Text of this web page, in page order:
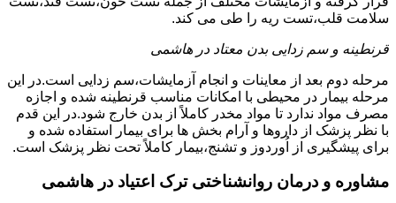
سلامت قلب،تست ریه را طی می کند.
قرنطینه و سم زدایی بدن معتاد در هاشمی
مرحله دوم بعد از معاینات و انجام آزمایشات،سم زدایی است.در این
مرحله بیمار در محیطی با امکانات مناسب قرنطینه شده و اجازه
مصرف مواد ندارد تا مواد مخدر کاملاً از بدن خارج شود.در این قدم
با نظر پزشک از داروها و آرام بخش ها برای بیمار استفاده شده و
برای پیشگیری از اُوردوز و تشنج،بیمار کاملاً تحت نظر پزشک است.
مشاوره و درمان روانشناختی ترک اعتیاد در هاشمی